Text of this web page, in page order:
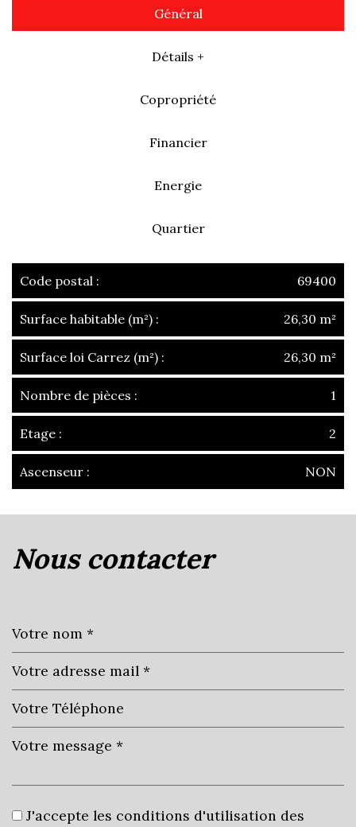
Général
Détails +
Copropriété
Financier
Energie
Quartier
Code postal : 69400
Surface habitable (m²) : 26,30 m²
Surface loi Carrez (m²) : 26,30 m²
Nombre de pièces : 1
Etage : 2
Ascenseur : NON
nous contacter
J'accepte les conditions d'utilisation des